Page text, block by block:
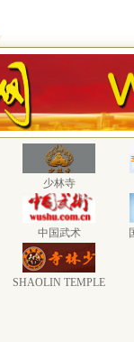
少林寺
中国武术
SHAOLIN TEMPLE